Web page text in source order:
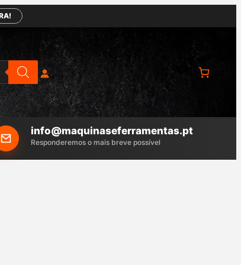
info@maquinaseferramentas.pt
Responderemos o mais breve possível